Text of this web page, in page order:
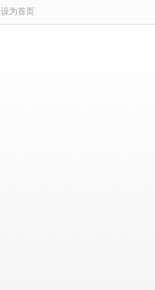
设为首页